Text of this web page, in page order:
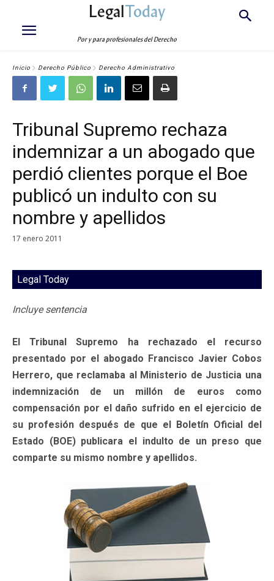
LegalToday
Por y para profesionales del Derecho
Inicio Derecho Público Derecho Administrativo
Tribunal Supremo rechaza
indemnizar a un abogado que
perdió clientes porque el Boe
publicó un indulto con su
nombre y apellidos
17 enero 2011
Legal Today
Incluye sentencia
El Tribunal Supremo ha rechazado el recurso
presentado por el abogado Francisco Javier Cobos
Herrero, que reclamaba al Ministerio de Justicia una
indemnización de un millón de euros como
compensación por el daño sufrido en el ejercicio de
su profesión después de que el Boletín Oficial del
Estado (BOE) publicara el indulto de un preso que
comparte su mismo nombre y apellidos.